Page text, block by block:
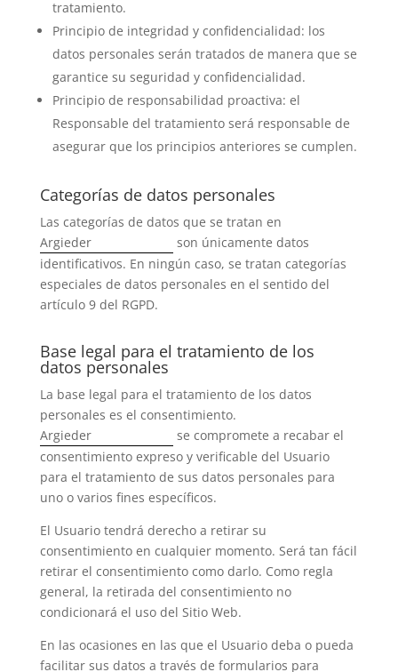
tratamiento.
Principio de integridad y confidencialidad: los
datos personales serán tratados de manera que se
garantice su seguridad y confidencialidad.
Principio de responsabilidad proactiva: el
Responsable del tratamiento será responsable de
asegurar que los principios anteriores se cumplen.
Categorías de datos personales
Las categorías de datos que se tratan en
Argieder
son únicamente datos
identificativos. En ningún caso, se tratan categorías
especiales de datos personales en el sentido del
artículo 9 del RGPD.
Base legal para el tratamiento de los
datos personales
La base legal para el tratamiento de los datos
personales es el consentimiento.
Argieder
se compromete a recabar el
consentimiento expreso y verificable del Usuario
para el tratamiento de sus datos personales para
uno o varios fines específicos.
El Usuario tendrá derecho a retirar su
consentimiento en cualquier momento. Será tan fácil
retirar el consentimiento como darlo. Como regla
general, la retirada del consentimiento no
condicionará el uso del Sitio Web.
En las ocasiones en las que el Usuario deba o pueda
facilitar sus datos a través de formularios para